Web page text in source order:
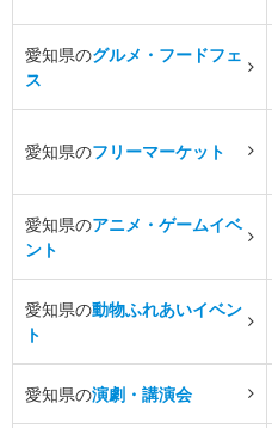
愛知県のグルメ・フードフェ
ス
愛知県のフリーマーケット
愛知県のアニメ・ゲームイベ
ント
愛知県の動物ふれあいイベン
ト
愛知県の演劇・講演会